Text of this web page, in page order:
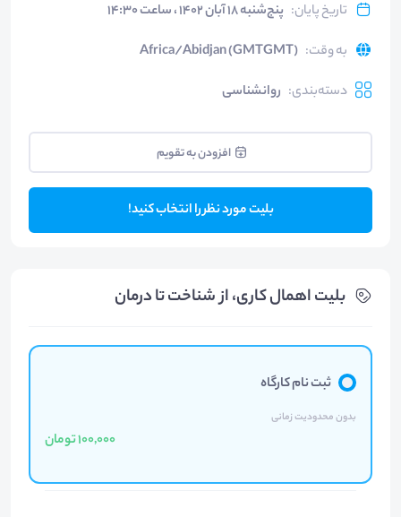
تاریخ پایان: پنج‌شنبه ۱۸ آبان ۱۴۰۲ ، ساعت ۱۴:۳۰
به وقت:
Africa/Abidjan (GMTGMT)
دسته‌بندی: روانشناسی
افزودن به تقویم
بلیت مورد نظر را انتخاب کنید!
بلیت‌ اهمال کاری، از شناخت تا درمان
ثبت نام کارگاه
بدون محدودیت زمانی
100,000 تومان